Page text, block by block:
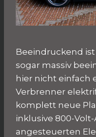
Beeindruckend ist
sogar massiv
hier nicht einfach
Verbrenner
komplett neue
inklusive 800-
angesteuerten